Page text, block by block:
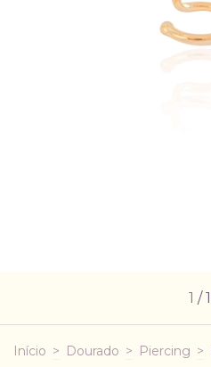
1 /1
Início > Dourado > Piercing >